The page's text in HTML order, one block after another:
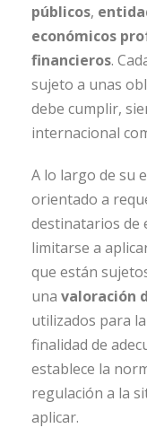
públicos,
económicos
financieros.
sujeto a unas
debe cumplir,
internacional
A lo largo de su
orientado a
destinatarios de
limitarse a
que están
una valoración
utilizados para
finalidad de
establece la
regulación a la
aplicar.